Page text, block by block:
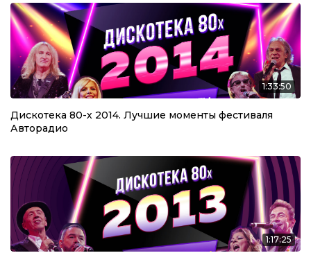
1:33:50
Дискотека 80-х 2014. Лучшие моменты фестиваля
Авторадио
1:17:25